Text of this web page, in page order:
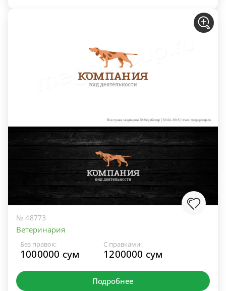
№ 48773
Ветеринария
Без правок:
1000000 сум
С правками:
1200000 сум
Подробнее